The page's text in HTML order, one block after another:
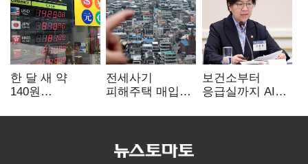
한 달 새 약
140원
엔저'에 원화
전세사기
피해주택 매입
누적 피해자
보건소부터
응급실까지 AI
혁신 본격화